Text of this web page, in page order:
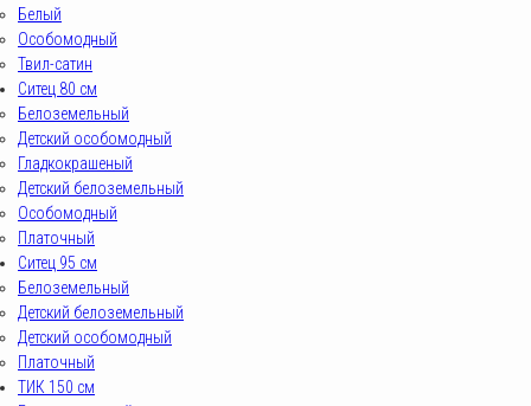
Белый
Особомодный
Твил-сатин
Ситец 80 см
Белоземельный
Детский особомодный
Гладкокрашеный
Детский белоземельный
Особомодный
Платочный
Ситец 95 см
Белоземельный
Детский белоземельный
Детский особомодный
Платочный
ТИК 150 см